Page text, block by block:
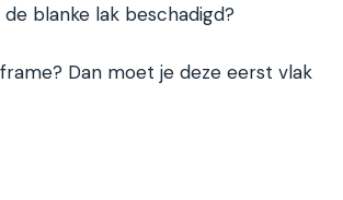
blanke lak beschadigd?
Dan moet je deze eerst vlak